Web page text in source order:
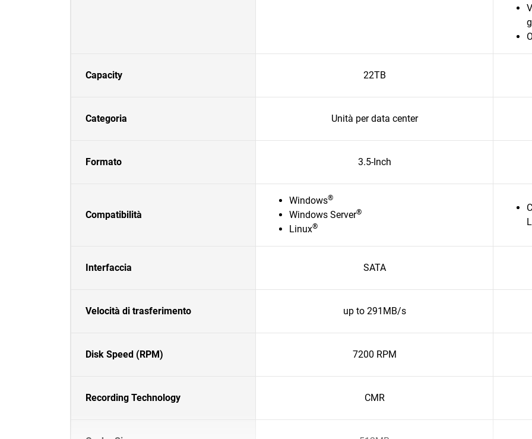
Capacity 22TB
Categoria Unità per data center
Formato 3.5-Inch
Compatibilità
Windows®
Windows Server®
Linux®
Interfaccia SATA
Velocità di trasferimento up to 291MB/s
Disk Speed (RPM) 7200 RPM
Recording Technology CMR